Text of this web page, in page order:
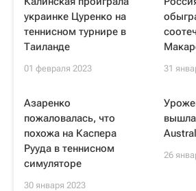
украинке Цуренко на
теннисном турнире в
Таиланде
01 февраля 2023 31
Азаренко
пожаловалась, что
похожа на Каспера
Рууда в теннисном
симуляторе
30 января 2023
26